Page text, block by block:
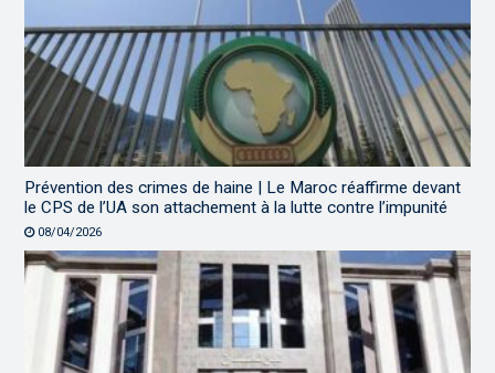
Prévention des crimes de haine | Le Maroc réaffirme devant
le CPS de l’UA son attachement à la lutte contre l’impunité
08/04/2026